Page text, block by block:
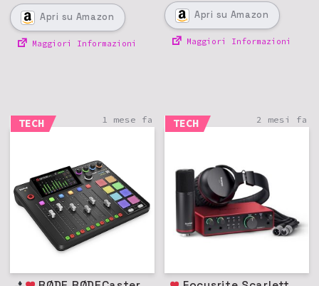
Apri su Amazon
Maggiori Informazioni
Apri su Amazon
Maggiori Informazioni
TECH 1 mese fa TECH 2 mesi fa